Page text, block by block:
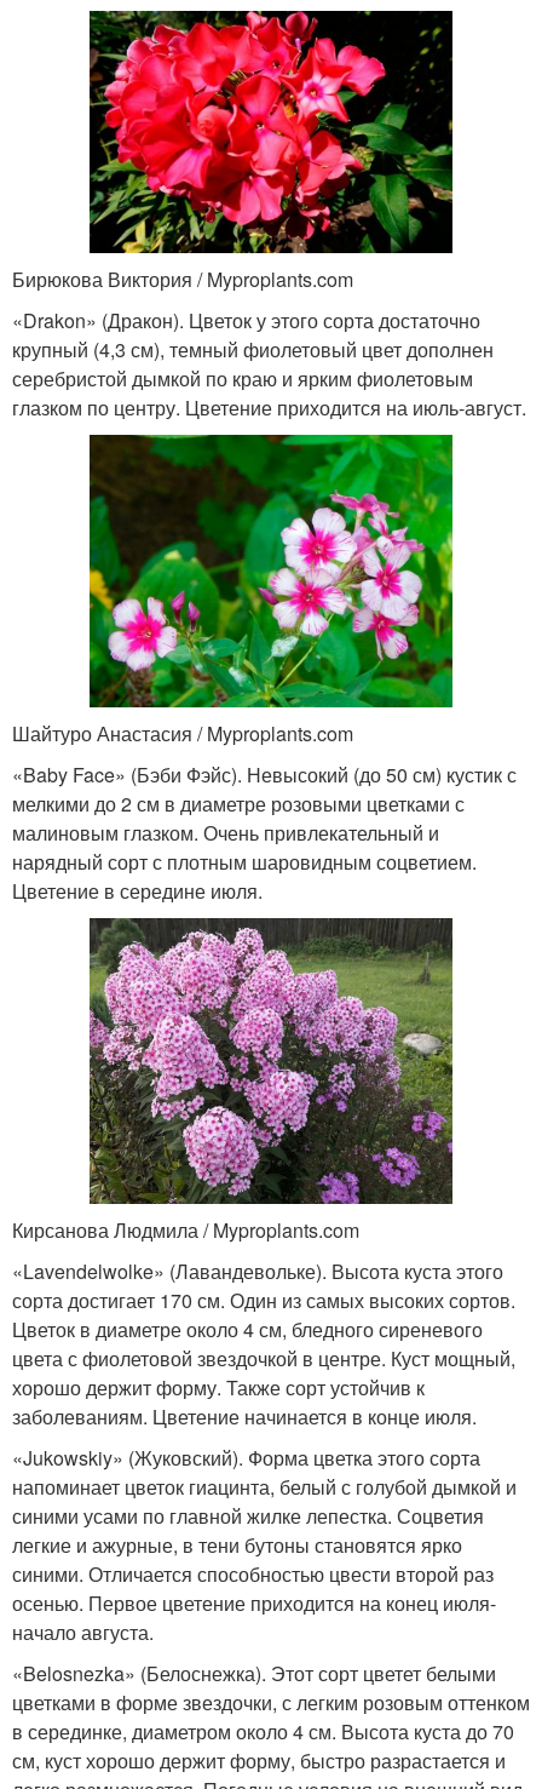
Бирюкова Виктория / Myproplants.com
«Drakon» (Дракон). Цветок у этого сорта достаточно
крупный (4,3 см), темный фиолетовый цвет дополнен
серебристой дымкой по краю и ярким фиолетовым
глазком по центру. Цветение приходится на июль-август.
Шайтуро Анастасия / Myproplants.com
«Baby Face» (Бэби Фэйс). Невысокий (до 50 см) кустик с
мелкими до 2 см в диаметре розовыми цветками с
малиновым глазком. Очень привлекательный и
нарядный сорт с плотным шаровидным соцветием.
Цветение в середине июля.
Кирсанова Людмила / Myproplants.com
«Lavendelwolke» (Лавандевольке). Высота куста этого
сорта достигает 170 см. Один из самых высоких сортов.
Цветок в диаметре около 4 см, бледного сиреневого
цвета с фиолетовой звездочкой в центре. Куст мощный,
хорошо держит форму. Также сорт устойчив к
заболеваниям. Цветение начинается в конце июля.
«Jukowskiy» (Жуковский). Форма цветка этого сорта
напоминает цветок гиацинта, белый с голубой дымкой и
синими усами по главной жилке лепестка. Соцветия
легкие и ажурные, в тени бутоны становятся ярко
синими. Отличается способностью цвести второй раз
осенью. Первое цветение приходится на конец июля-
начало августа.
«Belosnezka» (Белоснежка). Этот сорт цветет белыми
цветками в форме звездочки, с легким розовым оттенком
в серединке, диаметром около 4 см. Высота куста до 70
см, куст хорошо держит форму, быстро разрастается и